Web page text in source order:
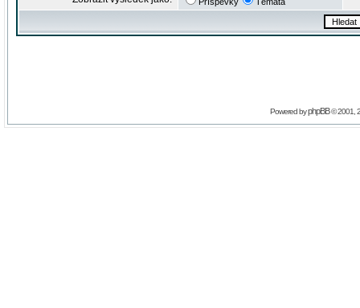
Powered byphpBB© 2001,